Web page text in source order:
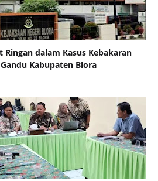
dalam Kasus Kebakaran
Kabupaten Blora